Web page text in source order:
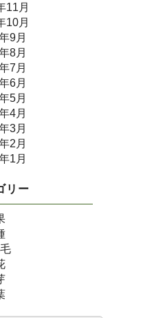
11月
10月
9月
8月
7月
6月
5月
4月
3月
2月
1月
リー